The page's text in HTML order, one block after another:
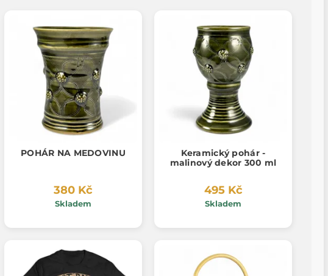
POHÁR NA MEDOVINU
380 Kč
Skladem
Keramický pohár -
malinový dekor 300 ml
495 Kč
Skladem